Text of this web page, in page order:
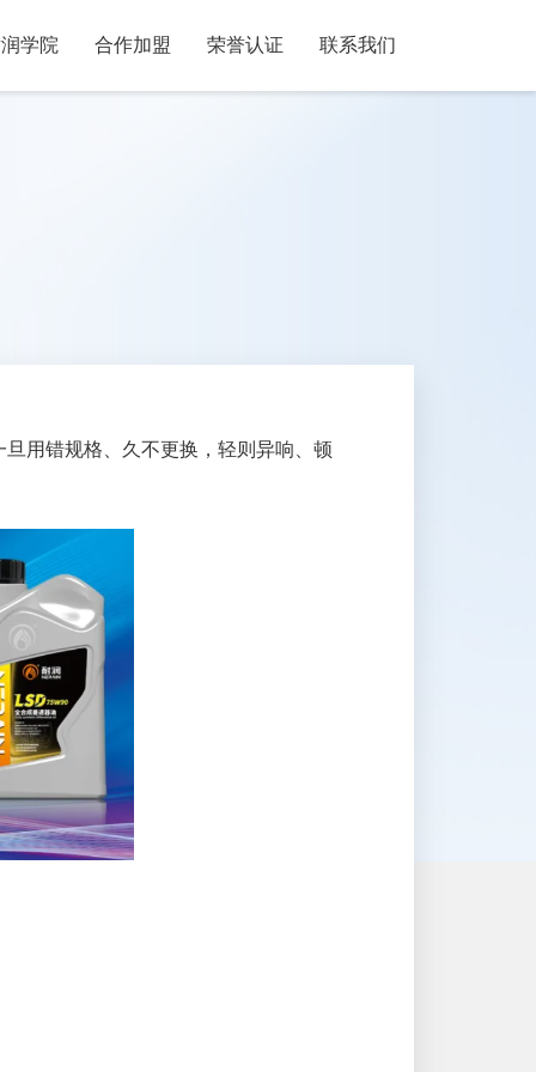
学院 合作加盟 荣誉认证 联系我们
用错规格、久不更换，轻则异响、顿